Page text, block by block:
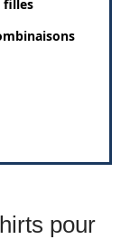
filles
pour